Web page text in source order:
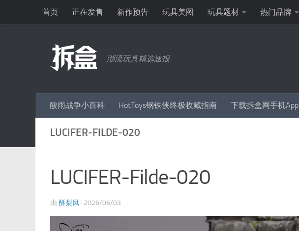
跳至内容首页 正在发售 新作预告 玩具美图 玩具题材 热门品牌
潮流玩具精选速报
酸雨战争小百科 HotToys钢铁侠终极收藏指南 下载拆盒网手机App
LUCIFER-FILDE-020
LUCIFER-Filde-020
由 酥梨凤 · 2026/06/03